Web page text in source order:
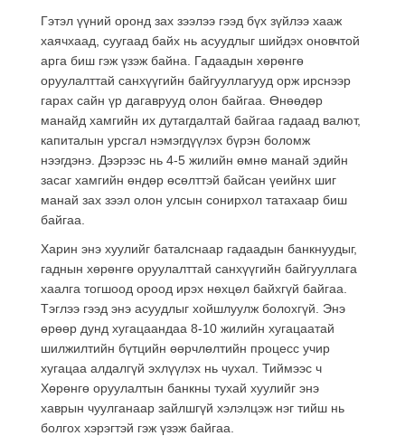
Гэтэл үүний оронд зах зээлээ гээд бүх зүйлээ хааж
хаячхаад, суугаад байх нь асуудлыг шийдэх оновчтой
арга биш гэж үзэж байна. Гадаадын хөрөнгө
оруулалттай санхүүгийн байгууллагууд орж ирснээр
гарах сайн үр дагаврууд олон байгаа. Өнөөдөр
манайд хамгийн их дутагдалтай байгаа гадаад валют,
капиталын урсгал нэмэгдүүлэх бүрэн боломж
нээгдэнэ. Дээрээс нь 4-5 жилийн өмнө манай эдийн
засаг хамгийн өндөр өсөлттэй байсан үеийнх шиг
манай зах зээл олон улсын сонирхол татахаар биш
байгаа.
Харин энэ хуулийг баталснаар гадаадын банкнуудыг,
гаднын хөрөнгө оруулалттай санхүүгийн байгууллага
хаалга тогшоод ороод ирэх нөхцөл байхгүй байгаа.
Тэглээ гээд энэ асуудлыг хойшлуулж болохгүй. Энэ
өрөөр дунд хугацаандаа 8-10 жилийн хугацаатай
шилжилтийн бүтцийн өөрчлөлтийн процесс учир
хугацаа алдалгүй эхлүүлэх нь чухал. Тиймээс ч
Хөрөнгө оруулалтын банкны тухай хуулийг энэ
хаврын чуулганаар зайлшгүй хэлэлцэж нэг тийш нь
болгох хэрэгтэй гэж үзэж байгаа.